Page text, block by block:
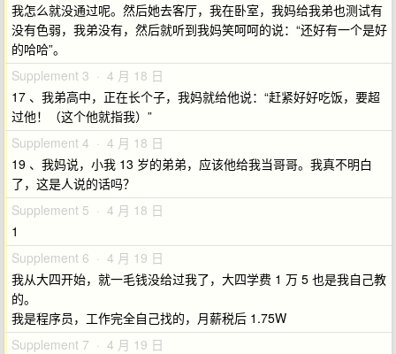
我怎么就没通过呢。然后她去客厅，我在卧室，我妈给我弟也测试有
没有色弱，我弟没有，然后就听到我妈笑呵呵的说：“还好有一个是好
的哈哈”。
Supplement 3 · 4 月 18 日
17 、我弟高中，正在长个子，我妈就给他说：“赶紧好好吃饭，要超
过他！（这个他就指我）”
Supplement 4 · 4 月 18 日
19 、我妈说，小我 13 岁的弟弟，应该他给我当哥哥。我真不明白
了，这是人说的话吗？
Supplement 5 · 4 月 18 日
1
Supplement 6 · 4 月 19 日
我从大四开始，就一毛钱没给过我了，大四学费 1 万 5 也是我自己教
的。
我是程序员，工作完全自己找的，月薪税后 1.75W
Supplement 7 · 4 月 19 日